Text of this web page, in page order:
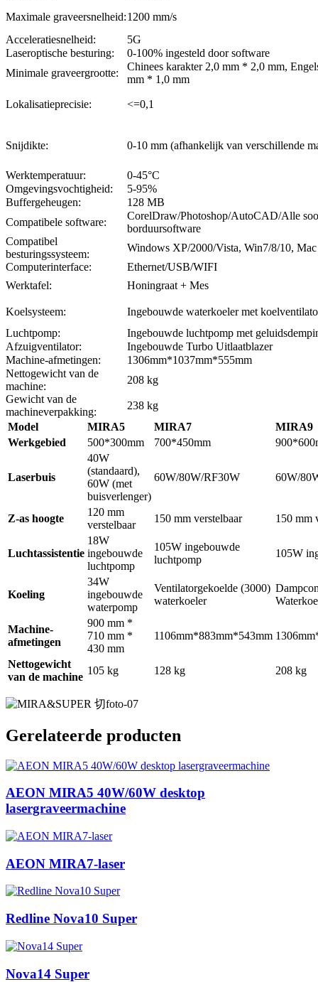
Maximale graveersnelheid:1200 mm/s
Acceleratiesnelheid:
5G
Laseroptische besturing:
0-100% ingesteld door software
Minimale graveergrootte:
Chinees karakter 2,0 mm * 2,0 mm,
mm * 1,0 mm
Lokalisatieprecisie: <=0,1
Snijdikte: 0-10 mm (afhankelijk van verschillende
Werktemperatuur:
0-45°C
Omgevingsvochtigheid:
5-95%
Buffergeheugen:
128 MB
Compatibele software:
CorelDraw/Photoshop/AutoCAD/Alle
borduursoftware
Compatibel
besturingssysteem:
Windows XP/2000/Vista, Win7/8/10,
Computerinterface:
Ethernet/USB/WIFI
Werktafel:
Honingraat + Mes
Koelsysteem:
Ingebouwde waterkoeler met
Luchtpomp:
Ingebouwde luchtpomp met
Afzuigventilator:
Ingebouwde Turbo Uitlaatblazer
Machine-afmetingen:
1306mm*1037mm*555mm
Nettogewicht van de
machine:
208 kg
Gewicht van de
machineverpakking:
238 kg
Model
MIRA5 MIRA7
MIRA9
Werkgebied
500*300mm 700*450mm
Laserbuis
40W
(standaard),
60W (met
buisverlenger)
60W/80W/RF30W 60W/
Z-as hoogte
120 mm
verstelbaar
150 mm verstelbaar 150 mm
Luchtassistentie
18W
ingebouwde
luchtpomp
105W ingebouwde
luchtpomp
105W
Koeling
34W
ingebouwde
waterpomp
Ventilatorgekoelde (3000)
waterkoeler
Machine-
afmetingen
900 mm *
710 mm *
430 mm
1106mm*883mm*543mm
Nettogewicht
van de machine
105 kg 128 kg 208 kg
Gerelateerde producten
AEON MIRA5 40W/60W desktop
lasergraveermachine
AEON MIRA7-laser
Redline Nova10 Super
Nova14 Super